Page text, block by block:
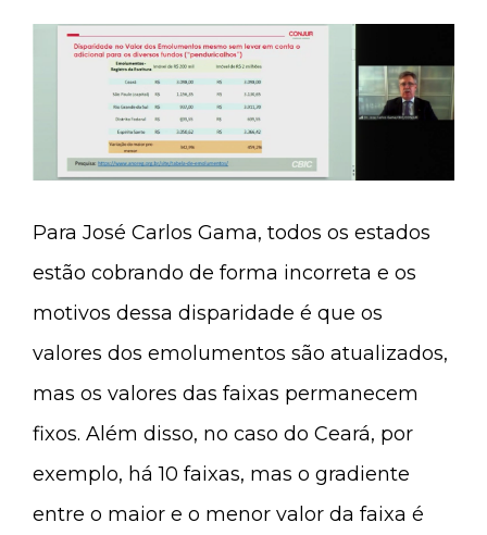
Para José Carlos Gama, todos os estados
estão cobrando de forma incorreta e os
motivos dessa disparidade é que os
valores dos emolumentos são atualizados,
mas os valores das faixas permanecem
fixos. Além disso, no caso do Ceará, por
exemplo, há 10 faixas, mas o gradiente
entre o maior e o menor valor da faixa é